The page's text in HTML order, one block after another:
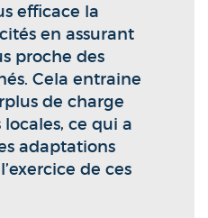
efficace la
en assurant
proche des
Cela entraine
de charge
ce qui a
adaptations
de ces